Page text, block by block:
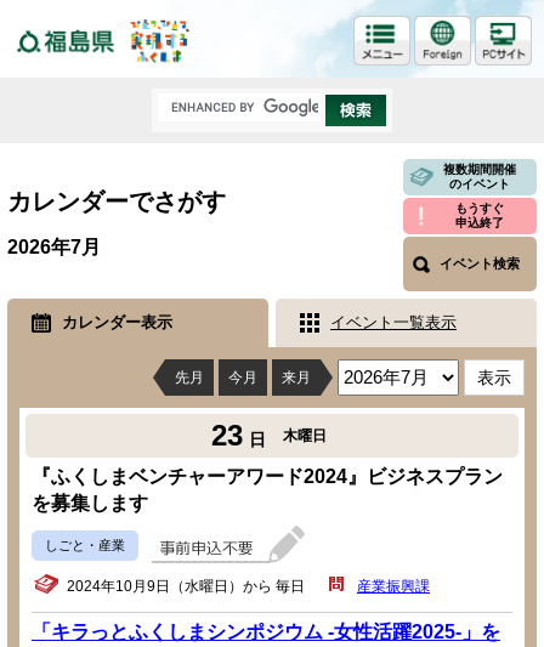
カレンダーでさがす
複数期間開催
のイベント
もうすぐ
申込終了
イベント検索
2026年7月
カレンダー表示 イベント一覧表示
先月 今月 来月
23 日 木曜日
『ふくしまベンチャーアワード2024』ビジネスプラン
を募集します
しごと・産業
2024年10月9日（水曜日）から 毎日 産業振興課
「キラっとふくしまシンポジウム -女性活躍2025-」を